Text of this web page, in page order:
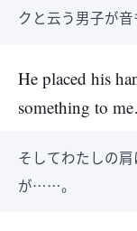
クと云う男子が音
He placed his
something to
そしてわたしの
が……。